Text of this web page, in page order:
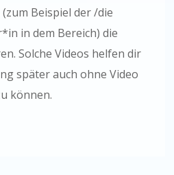
Beispiel der /die
in dem Bereich) die
Solche Videos helfen dir
später auch ohne Video
können.